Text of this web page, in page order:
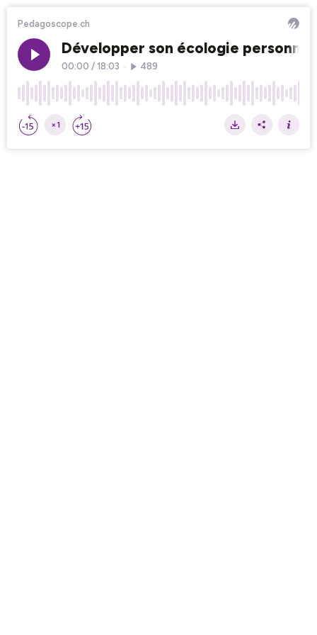
Pedagoscope.ch
Développer son écologie
00:00 / 18:03 489
×1